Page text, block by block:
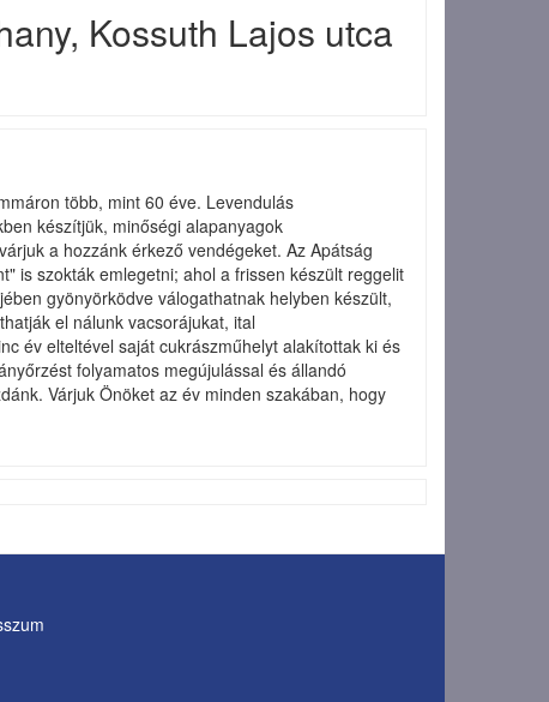
Kossuth Lajos utca
több, mint 60 éve. Levendulás
készítjük, minőségi alapanyagok
a hozzánk érkező vendégeket. Az Apátság
is szokták emlegetni; ahol a frissen készült reggelit
gyönyörködve válogathatnak helyben készült,
el nálunk vacsorájukat, ital
év elteltével saját cukrászműhelyt alakítottak ki és
folyamatos megújulással és állandó
Várjuk Önöket az év minden szakában, hogy